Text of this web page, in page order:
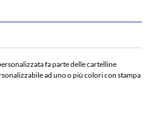
fa parte delle cartelline
ad uno o più colori con stampa